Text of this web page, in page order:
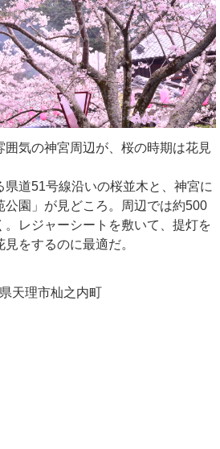
気の神宮周辺が、桜の時期は花見
道51号線沿いの桜並木と、神宮に
公園」が見どころ。周辺では約500
レジャーシートを敷いて、提灯を
をするのに最適だ。
天理市杣之内町